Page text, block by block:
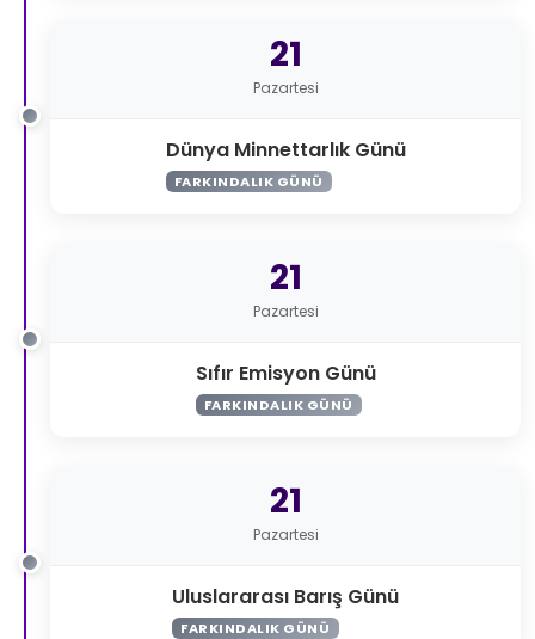
21
Pazartesi
Dünya Minnettarlık Günü
FARKINDALIK GÜNÜ
21
Pazartesi
Sıfır Emisyon Günü
FARKINDALIK GÜNÜ
21
Pazartesi
Uluslararası Barış Günü
FARKINDALIK GÜNÜ